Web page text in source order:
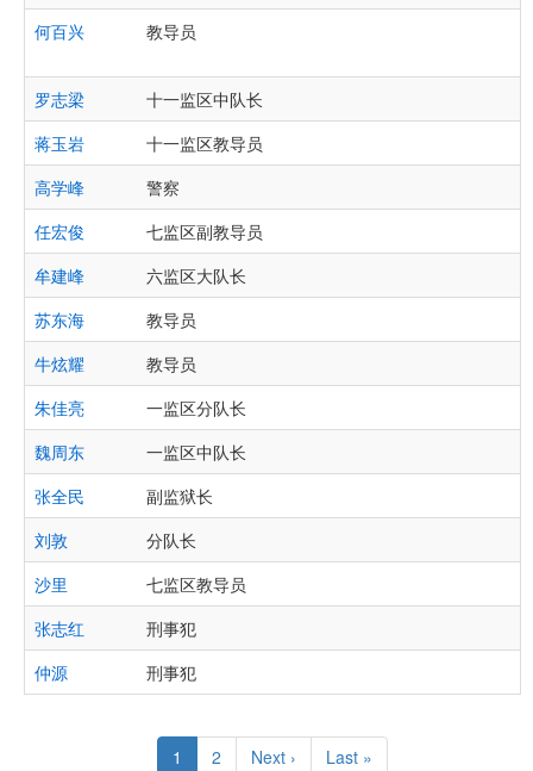
何百兴
教导员
罗志梁
十一监区中队长
蒋玉岩
十一监区教导员
高学峰
警察
任宏俊
七监区副教导员
牟建峰
六监区大队长
苏东海
教导员
牛炫耀
教导员
朱佳亮
一监区分队长
魏周东
一监区中队长
张全民
副监狱长
刘敦
分队长
沙里
七监区教导员
张志红
刑事犯
仲源
刑事犯
Current
1 Page
2
Next
Next ›
Last
Last »